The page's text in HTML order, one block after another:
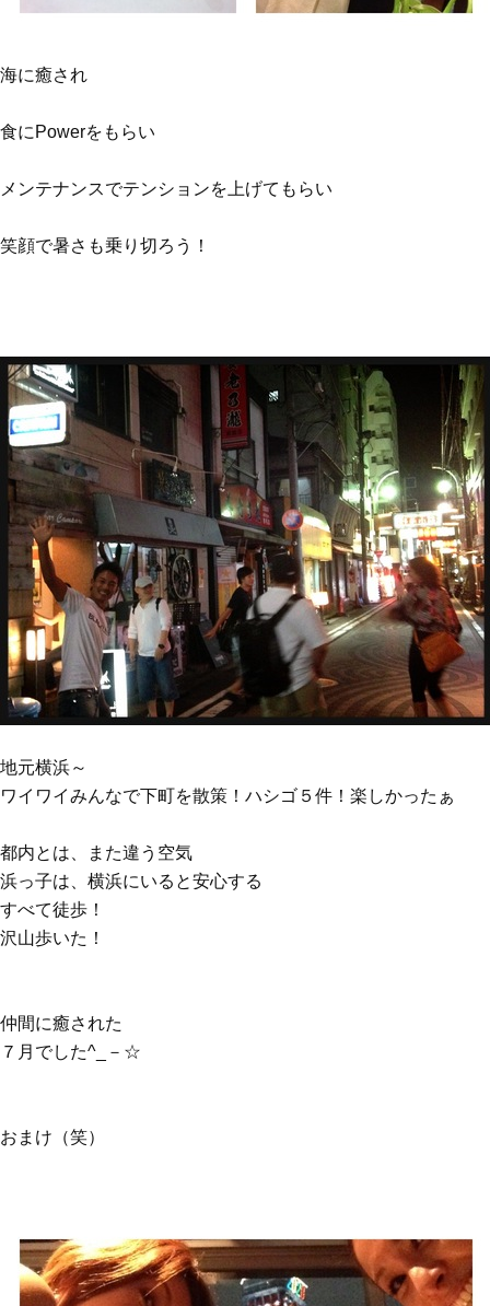
海に癒され
食にPowerをもらい
メンテナンスでテンションを上げてもらい
笑顔で暑さも乗り切ろう！
地元横浜～
ワイワイみんなで下町を散策！ハシゴ５件！楽しかったぁ
都内とは、また違う空気
浜っ子は、横浜にいると安心する
すべて徒歩！
沢山歩いた！
仲間に癒された
７月でした^_－☆
おまけ（笑）